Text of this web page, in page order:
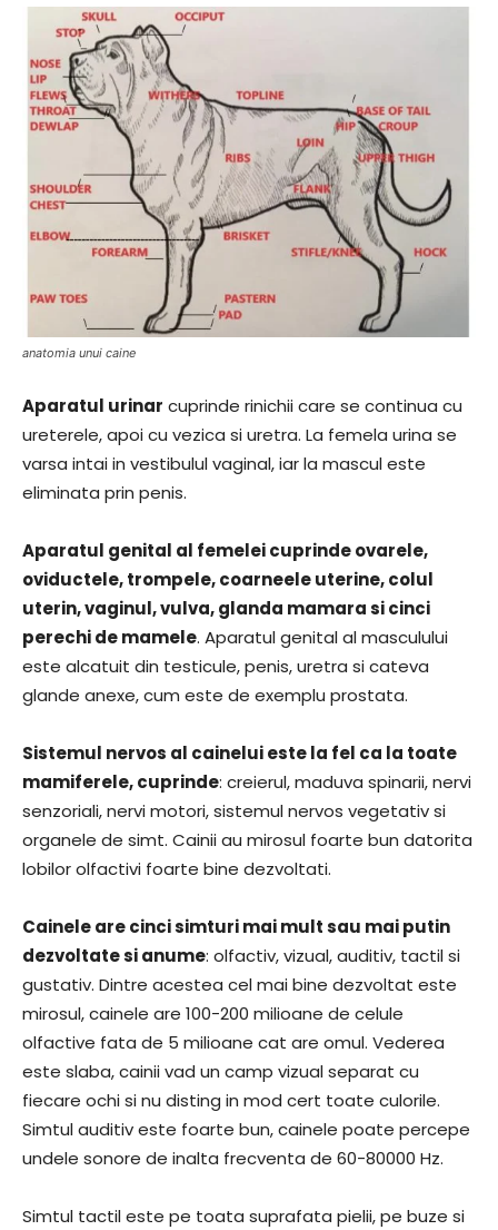
anatomia unui caine
Aparatul urinar cuprinde rinichii care se continua cu
ureterele, apoi cu vezica si uretra. La femela urina se
varsa intai in vestibulul vaginal, iar la mascul este
eliminata prin penis.
Aparatul genital al femelei cuprinde ovarele,
oviductele, trompele, coarneele uterine, colul
uterin, vaginul, vulva, glanda mamara si cinci
perechi de mamele. Aparatul genital al masculului
este alcatuit din testicule, penis, uretra si cateva
glande anexe, cum este de exemplu prostata.
Sistemul nervos al cainelui este la fel ca la toate
mamiferele, cuprinde: creierul, maduva spinarii, nervi
senzoriali, nervi motori, sistemul nervos vegetativ si
organele de simt. Cainii au mirosul foarte bun datorita
lobilor olfactivi foarte bine dezvoltati.
Cainele are cinci simturi mai mult sau mai putin
dezvoltate si anume: olfactiv, vizual, auditiv, tactil si
gustativ. Dintre acestea cel mai bine dezvoltat este
mirosul, cainele are 100-200 milioane de celule
olfactive fata de 5 milioane cat are omul. Vederea
este slaba, cainii vad un camp vizual separat cu
fiecare ochi si nu disting in mod cert toate culorile.
Simtul auditiv este foarte bun, cainele poate percepe
undele sonore de inalta frecventa de 60-80000 Hz.
Simtul tactil este pe toata suprafata pielii, pe buze si